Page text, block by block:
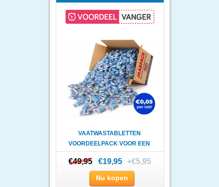
VAATWASTABLETTEN
VOORDEELPACK VOOR EEN
VOORDELIGE ..
€49,95
€49,95 €19,95 +€5,95
Nu kopen